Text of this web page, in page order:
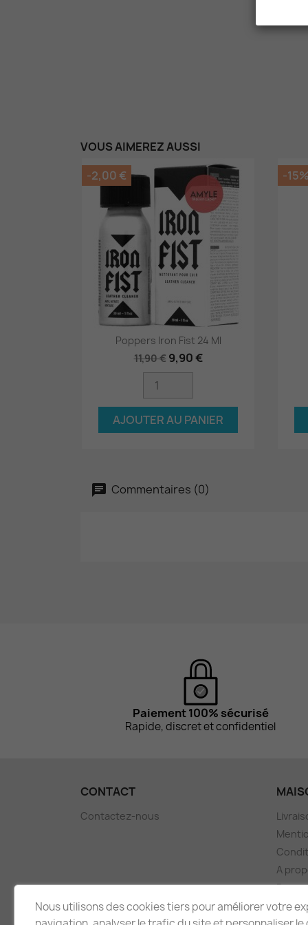
VOUS AIMEREZ AUSSI
Aperçu rapide
Poppers Iron Fist 24 Ml
11,90 € 9,90 €
AJOUTER AU PANIER
-2,00 € -15%
Commentaires (0)
Paiement 100% sécurisé
Rapide, discret et confidentiel
CONTACT
Contactez-nous
A
Nous utilisons des cookies tiers pour améliorer votre